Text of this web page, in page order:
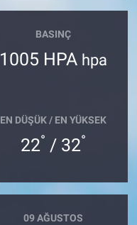
BASINÇ
1005 HPA hpa
EN DÜŞÜK / EN YÜKSEK
22° / 32°
09 AĞUSTOS